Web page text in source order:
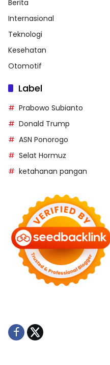
Berita
Internasional
Teknologi
Kesehatan
Otomotif
Label
Prabowo Subianto
Donald Trump
ASN Ponorogo
Selat Hormuz
ketahanan pangan